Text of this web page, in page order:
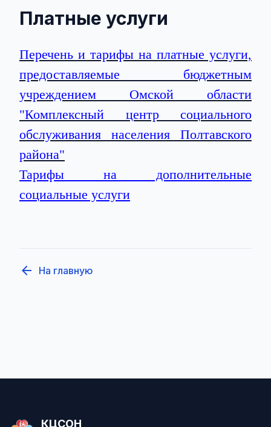
Платные услуги
Перечень и тарифы на платные услуги,
предоставляемые бюджетным
учреждением Омской области
"Комплексный центр социального
обслуживания населения Полтавского
района"
Тарифы на дополнительные
социальные услуги
arrow_back На главную
КЦСОН